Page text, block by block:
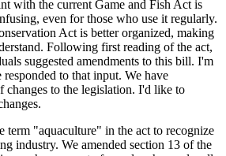
with the current Game and Fish Act is
even for those who use it regularly.
Act is better organized, making
Following first reading of the act,
suggested amendments to this bill. I'm
responded to that input. We have
changes to the legislation. I'd like to
term "aquaculture" in the act to recognize
industry. We amended section 13 of the